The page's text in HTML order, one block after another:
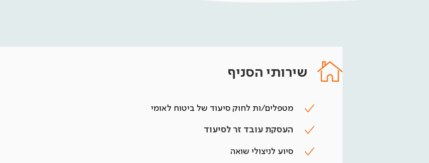
שירותי הסניף
מטפלים/ות לחוק סיעוד של ביטוח לאומי
העסקת עובד זר לסיעוד
סיוע לניצולי שואה